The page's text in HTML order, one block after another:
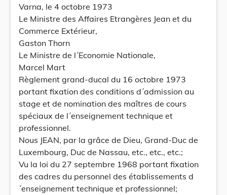
Varna, le 4 octobre 1973
Le Ministre des Affaires Etrangères Jean et du
Commerce Extérieur,
Gaston Thorn
Le Ministre de l´Economie Nationale,
Marcel Mart
Règlement grand-ducal du 16 octobre 1973
portant fixation des conditions d´admission au
stage et de nomination des maîtres de cours
spéciaux de l´enseignement technique et
professionnel.
Nous JEAN, par la grâce de Dieu, Grand-Duc de
Luxembourg, Duc de Nassau, etc., etc., etc.;
Vu la loi du 27 septembre 1968 portant fixation
des cadres du personnel des établissements d
´enseignement technique et professionnel;